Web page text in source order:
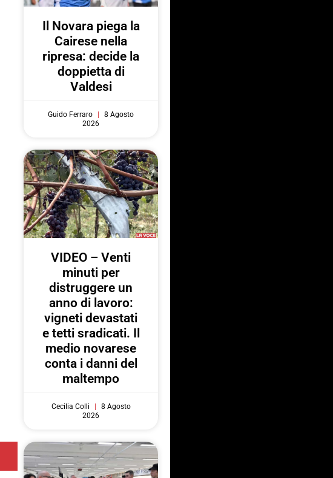
Il Novara piega la
Cairese nella
ripresa: decide la
doppietta di
Valdesi
Guido Ferraro
8 Agosto
2026
VIDEO – Venti
minuti per
distruggere un
anno di lavoro:
vigneti devastati
e tetti sradicati. Il
medio novarese
conta i danni del
maltempo
Cecilia Colli
8 Agosto
2026